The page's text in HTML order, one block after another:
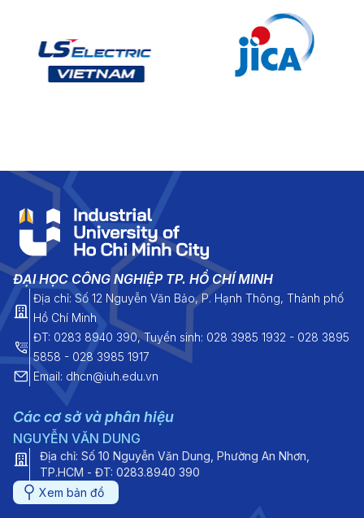
ĐẠI HỌC CÔNG NGHIỆP TP. HỒ CHÍ MINH
Địa chỉ: Số 12 Nguyễn Văn Bảo, P. Hạnh Thông, Thành phố
Hồ Chí Minh
ĐT: 0283 8940 390, Tuyển sinh: 028 3985 1932 - 028 3895
5858 - 028 3985 1917
Email: dhcn@iuh.edu.vn
Các cơ sở và phân hiệu
NGUYỄN VĂN DUNG
Địa chỉ: Số 10 Nguyễn Văn Dung, Phường An Nhơn,
TP.HCM - ĐT: 0283.8940 390
Xem bản đồ